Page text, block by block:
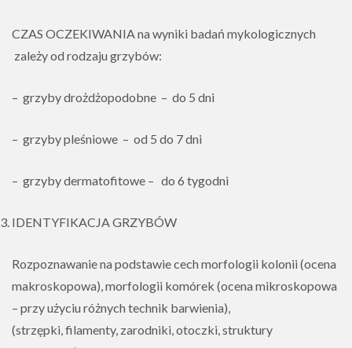
CZAS OCZEKIWANIA na wyniki badań mykologicznych
zależy od rodzaju grzybów:
– grzyby drożdżopodobne – do 5 dni
– grzyby pleśniowe – od 5 do 7 dni
– grzyby dermatofitowe – do 6 tygodni
IDENTYFIKACJA GRZYBÓW
Rozpoznawanie na podstawie cech morfologii kolonii (ocena
makroskopowa), morfologii komórek (ocena mikroskopowa
– przy użyciu różnych technik barwienia),
(strzępki, filamenty, zarodniki, otoczki, struktury